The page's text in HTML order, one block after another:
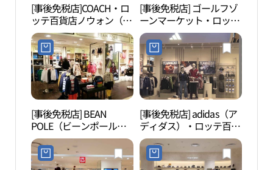
[事後免税店]COACH・ロ
ッテ百貨店ノウォン（蘆
原）店(코치 롯데백화점
노원점)
[事後免税店] ゴールフゾ
ーンマーケット・ロッテ
百貨店ノウォン（蘆原）
店(골프존마켓 롯데백화
점 노원점)
[事後免税店] BEAN
POLE（ビーンポール）
メンズ・ロッテ百貨店ノ
ウォン（蘆原）店(빈폴
멘 롯데백화점 노원점)
[事後免税店] adidas（ア
ディダス）・ロッテ百貨
店ノウォン（蘆原）店
(아디다스 퍼포먼스 롯데
백화점 노원점)